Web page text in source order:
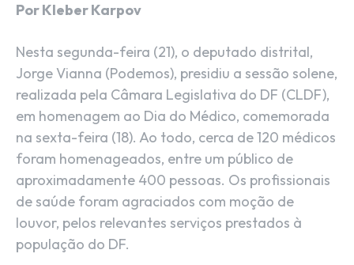
Por Kleber Karpov
Nesta segunda-feira (21), o deputado distrital,
Jorge Vianna (Podemos), presidiu a sessão solene,
realizada pela Câmara Legislativa do DF (CLDF),
em homenagem ao Dia do Médico, comemorada
na sexta-feira (18). Ao todo, cerca de 120 médicos
foram homenageados, entre um público de
aproximadamente 400 pessoas. Os profissionais
de saúde foram agraciados com moção de
louvor, pelos relevantes serviços prestados à
população do DF.